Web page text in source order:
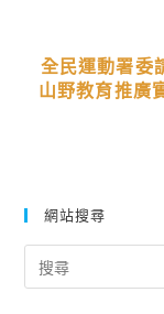
全民運動署委
山野教育推廣
網站搜尋
for: